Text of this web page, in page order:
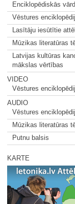
Enciklopēdiskās
Vēstures
Lasītāju iesūtītie
Mūzikas literatūras
Latvijas kultūras
mākslas vērtības
VIDEO
Vēstures
AUDIO
Vēstures
Mūzikas literatūras
Putnu balsis
KARTE